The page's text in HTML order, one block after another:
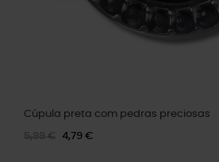
Cúpula preta com pedras preciosas
5,99 € 4,79 €